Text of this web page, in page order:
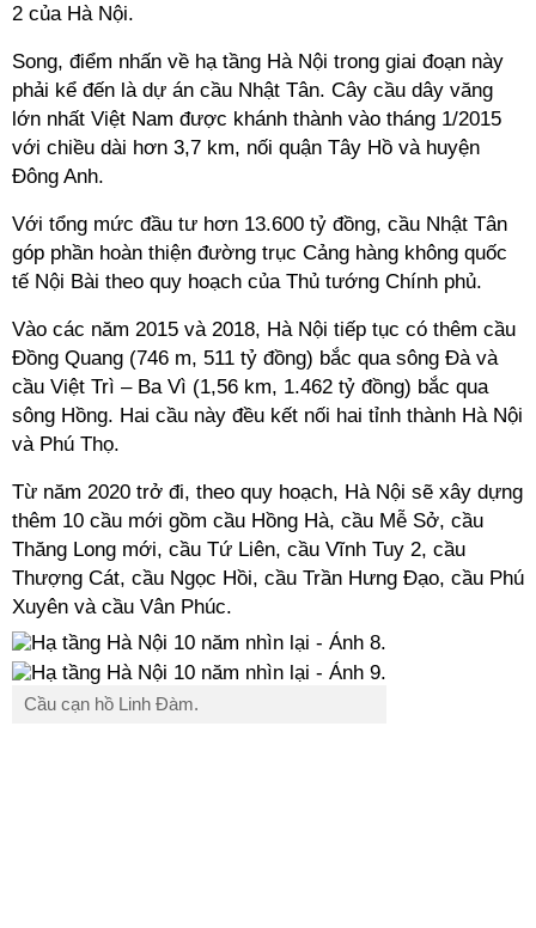
2 của Hà Nội.
Song, điểm nhấn về hạ tầng Hà Nội trong giai đoạn này
phải kể đến là dự án cầu Nhật Tân. Cây cầu dây văng
lớn nhất Việt Nam được khánh thành vào tháng 1/2015
với chiều dài hơn 3,7 km, nối quận Tây Hồ và huyện
Đông Anh.
Với tổng mức đầu tư hơn 13.600 tỷ đồng, cầu Nhật Tân
góp phần hoàn thiện đường trục Cảng hàng không quốc
tế Nội Bài theo quy hoạch của Thủ tướng Chính phủ.
Vào các năm 2015 và 2018, Hà Nội tiếp tục có thêm cầu
Đồng Quang (746 m, 511 tỷ đồng) bắc qua sông Đà và
cầu Việt Trì – Ba Vì (1,56 km, 1.462 tỷ đồng) bắc qua
sông Hồng. Hai cầu này đều kết nối hai tỉnh thành Hà Nội
và Phú Thọ.
Từ năm 2020 trở đi, theo quy hoạch, Hà Nội sẽ xây dựng
thêm 10 cầu mới gồm cầu Hồng Hà, cầu Mễ Sở, cầu
Thăng Long mới, cầu Tứ Liên, cầu Vĩnh Tuy 2, cầu
Thượng Cát, cầu Ngọc Hồi, cầu Trần Hưng Đạo, cầu Phú
Xuyên và cầu Vân Phúc.
Cầu cạn hồ Linh Đàm.